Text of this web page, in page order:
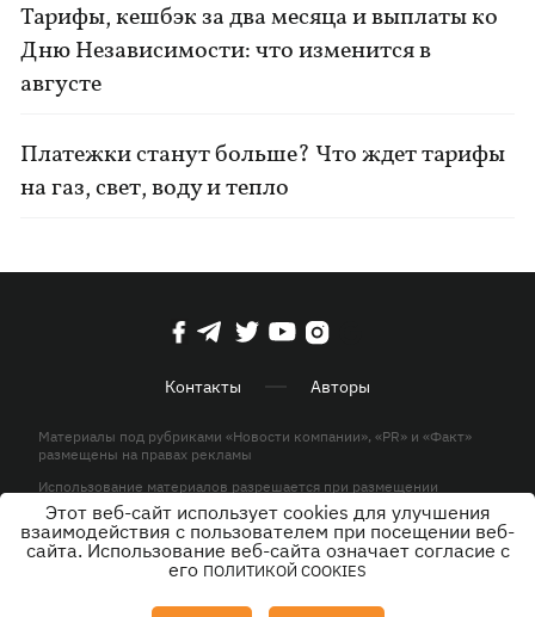
Тарифы, кешбэк за два месяца и выплаты ко
Дню Независимости: что изменится в
августе
Платежки станут больше? Что ждет тарифы
на газ, свет, воду и тепло
Контакты Авторы
Материалы под рубриками «Новости компании», «PR» и «Факт»
размещены на правах рекламы
Использование материалов разрешается при размещении
активной гиперссылки на KP.UA в первом абзаце.
© ООО «ЮЛАВ МЕДИА»,2026. Все права защищены.
Этот веб-сайт использует cookies для улучшения
взаимодействия с пользователем при посещении веб-
сайта. Использование веб-сайта означает согласие с
его ПОЛИТИКОЙ COOKIES